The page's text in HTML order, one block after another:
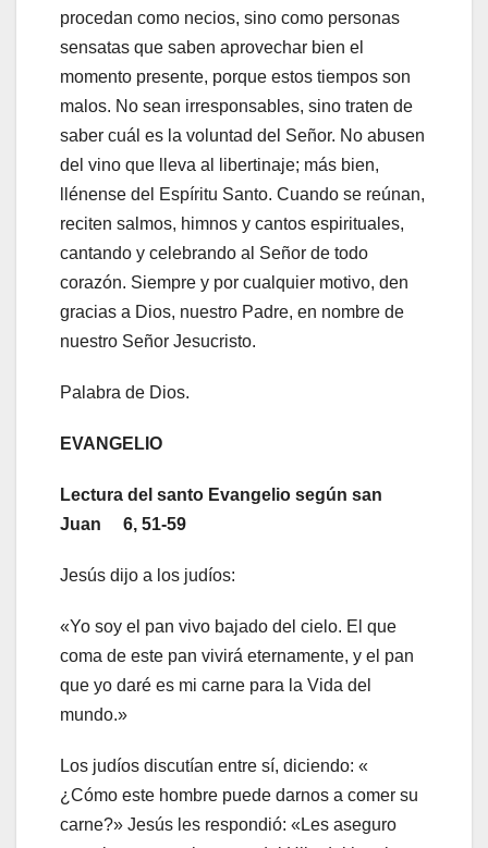
procedan como necios, sino como personas
sensatas que saben aprovechar bien el
momento presente, porque estos tiempos son
malos. No sean irresponsables, sino traten de
saber cuál es la voluntad del Señor. No abusen
del vino que lleva al libertinaje; más bien,
llénense del Espíritu Santo. Cuando se reúnan,
reciten salmos, himnos y cantos espirituales,
cantando y celebrando al Señor de todo
corazón. Siempre y por cualquier motivo, den
gracias a Dios, nuestro Padre, en nombre de
nuestro Señor Jesucristo.
Palabra de Dios.
EVANGELIO
Lectura del santo Evangelio según san
Juan 6, 51-59
Jesús dijo a los judíos:
«Yo soy el pan vivo bajado del cielo. El que
coma de este pan vivirá eternamente, y el pan
que yo daré es mi carne para la Vida del
mundo.»
Los judíos discutían entre sí, diciendo: «
¿Cómo este hombre puede darnos a comer su
carne?» Jesús les respondió: «Les aseguro